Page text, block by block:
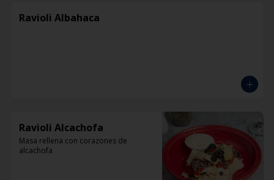
Ravioli Albahaca
Ravioli Alcachofa
Masa rellena con corazones de
alcachofa